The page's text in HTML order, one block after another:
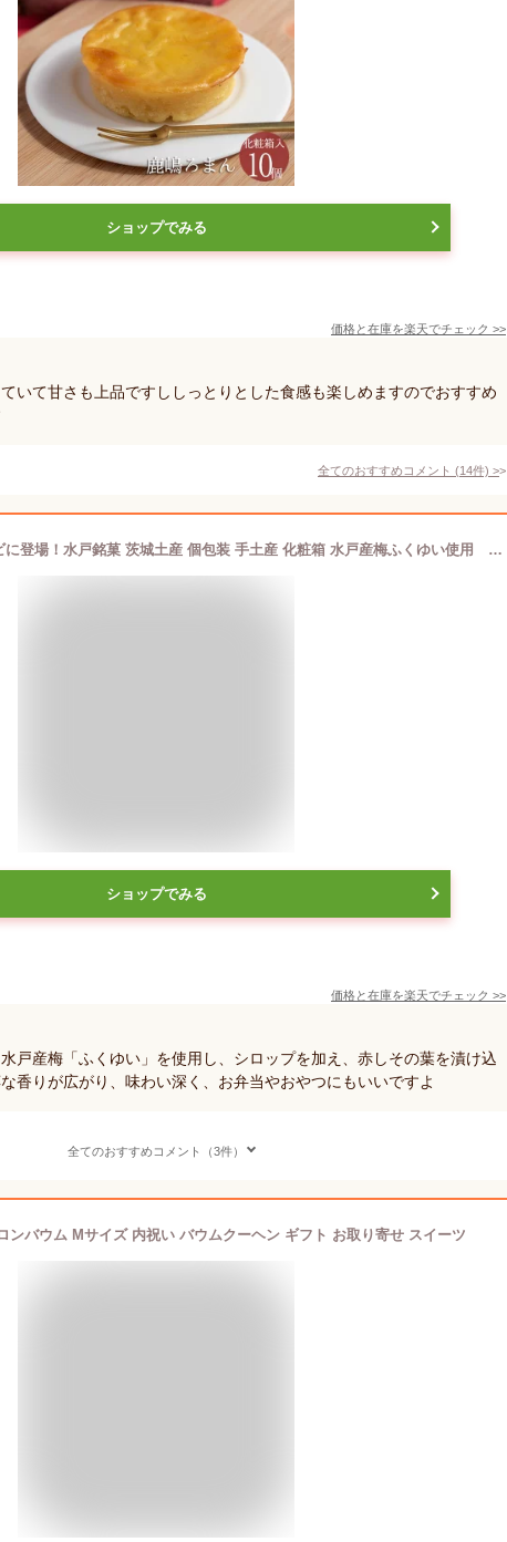
ショップでみる
価格と在庫を楽天でチェック >>
いて甘さも上品ですししっとりとした食感も楽しめますのでおすすめ
全てのおすすめコメント (14件) >
【水戸の梅 8個入】テレビに登場！水戸銘菓 茨城土産 個包装 手土産 化粧箱 水戸産梅ふくゆい使用 甘露梅
ショップでみる
価格と在庫を楽天でチェック >>
戸産梅「ふくゆい」を使用し、シロップを加え、赤しその葉を漬け込
香りが広がり、味わい深く、お弁当やおやつにもいいですよ
全てのおすすめコメント（3件）
ンバウム Mサイズ 内祝い バウムクーヘン ギフト お取り寄せ スイーツ